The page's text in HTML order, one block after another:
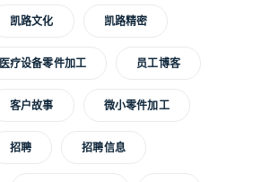
凯路文化 凯路精密
医疗设备零件加工 员工博客
客户故事 微小零件加工
招聘 招聘信息